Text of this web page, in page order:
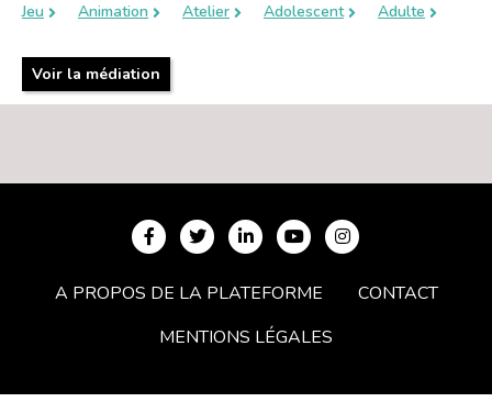
Jeu
Animation Atelier Adolescent Adulte
Voir la médiation
A PROPOS DE LA PLATEFORME
CONTACT
MENTIONS LÉGALES